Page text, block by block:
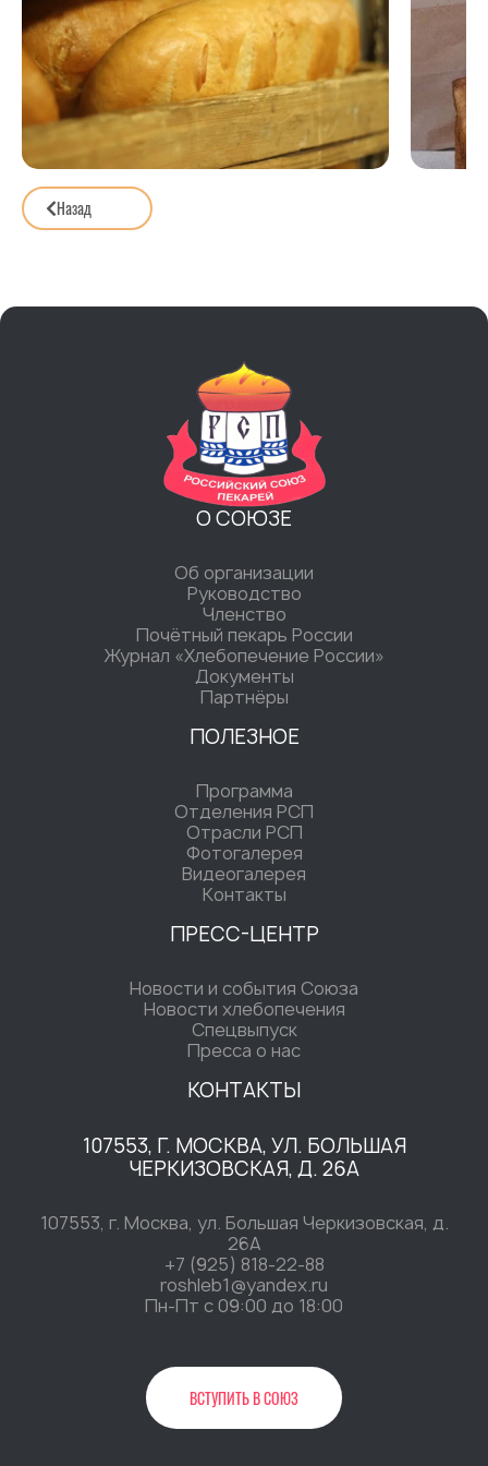
Назад
О СОЮЗЕ
Об организации
Руководство
Членство
Почётный пекарь России
Журнал «Хлебопечение России»
Документы
Партнёры
ПОЛЕЗНОЕ
Программа
Отделения РСП
Отрасли РСП
Фотогалерея
Видеогалерея
Контакты
ПРЕСС-ЦЕНТР
Новости и события Союза
Новости хлебопечения
Спецвыпуск
Пресса о нас
КОНТАКТЫ
107553, Г. МОСКВА, УЛ. БОЛЬШАЯ
ЧЕРКИЗОВСКАЯ, Д. 26А
107553, г. Москва, ул. Большая Черкизовская, д.
26А
+7 (925) 818-22-88
roshleb1@yandex.ru
Пн-Пт c 09:00 до 18:00
ВСТУПИТЬ В СОЮЗ